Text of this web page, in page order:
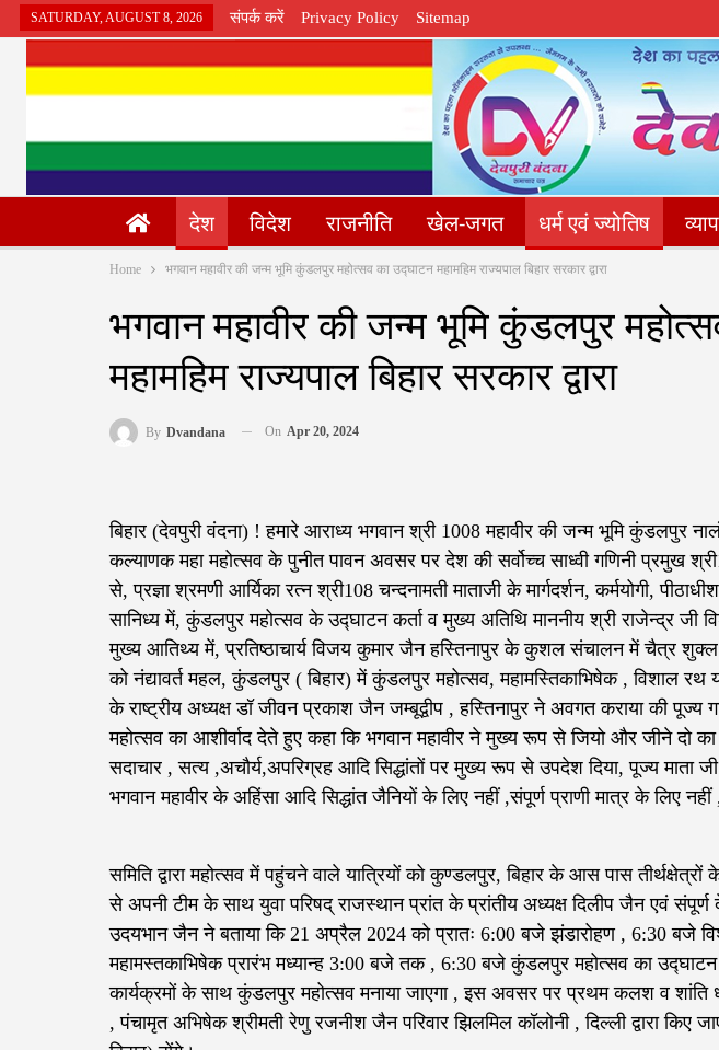
SATURDAY, AUGUST 8, 2026 संपर्क करें Privacy Policy Sitemap
देश विदेश राजनीति खेल-जगत धर्म एवं ज्योतिष
संपादकीय
Home भगवान महावीर की जन्म भूमि कुंडलपुर महोत्सव का उद्घाटन महामहिम राज्यपाल बिहार सरकार द्वारा
भगवान महावीर की जन्म भूमि कुंडलपुर
महामहिम राज्यपाल बिहार सरकार द्वारा
By Dvandana On Apr 20, 2024
बिहार (देवपुरी वंदना) ! हमारे आराध्य भगवान श्री 1008 महावीर की जन्म भूमि कुंडलपुर
कल्याणक महा महोत्सव के पुनीत पावन अवसर पर देश की सर्वोच्च साध्वी गणिनी प्रमुख
से, प्रज्ञा श्रमणी आर्यिका रत्न श्री108 चन्दनामती माताजी के मार्गदर्शन, कर्मयोगी,
सानिध्य में, कुंडलपुर महोत्सव के उद्घाटन कर्ता व मुख्य अतिथि माननीय श्री राजेन्द्र जी
मुख्य आतिथ्य में, प्रतिष्ठाचार्य विजय कुमार जैन हस्तिनापुर के कुशल संचालन में चैत्र शुक्ल
को नंद्यावर्त महल, कुंडलपुर ( बिहार) में कुंडलपुर महोत्सव, महामस्तिकाभिषेक , विशाल रथ
के राष्ट्रीय अध्यक्ष डॉ जीवन प्रकाश जैन जम्बूद्वीप , हस्तिनापुर ने अवगत कराया की पूज्य
महोत्सव का आशीर्वाद देते हुए कहा कि भगवान महावीर ने मुख्य रूप से जियो और जीने दो का
सदाचार , सत्य ,अचौर्य,अपरिग्रह आदि सिद्धांतों पर मुख्य रूप से उपदेश दिया, पूज्य
भगवान महावीर के अहिंसा आदि सिद्धांत जैनियों के लिए नहीं ,संपूर्ण प्राणी मात्र के लिए
समिति द्वारा महोत्सव में पहुंचने वाले यात्रियों को कुण्डलपुर, बिहार के आस पास
से अपनी टीम के साथ युवा परिषद् राजस्थान प्रांत के प्रांतीय अध्यक्ष दिलीप जैन एवं संपूर्ण
उदयभान जैन ने बताया कि 21 अप्रैल 2024 को प्रातः 6:00 बजे झंडारोहण , 6:30 बजे
महामस्तकाभिषेक प्रारंभ मध्यान्ह 3:00 बजे तक , 6:30 बजे कुंडलपुर महोत्सव का उद्घाटन ,
कार्यक्रमों के साथ कुंडलपुर महोत्सव मनाया जाएगा , इस अवसर पर प्रथम कलश व शांति
, पंचामृत अभिषेक श्रीमती रेणु रजनीश जैन परिवार झिलमिल कॉलोनी , दिल्ली द्वारा किए